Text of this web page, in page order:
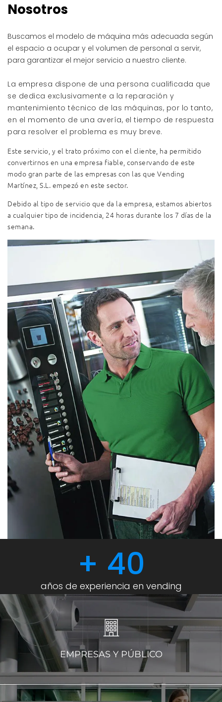
Nosotros
Buscamos el modelo de máquina más adecuada según
el espacio a ocupar y el volumen de personal a servir,
para garantizar el mejor servicio a nuestro cliente.
La empresa dispone de una persona cualificada que
se dedica exclusivamente a la reparación y
mantenimiento técnico de las máquinas, por lo tanto,
en el momento de una avería, el tiempo de respuesta
para resolver el problema es muy breve.
Este servicio, y el trato próximo con el cliente, ha permitido
convertirnos en una empresa fiable, conservando de este
modo gran parte de las empresas con las que Vending
Martínez, S.L. empezó en este sector.
Debido al tipo de servicio que da la empresa, estamos abiertos
a cualquier tipo de incidencia, 24 horas durante los 7 días de la
semana.
años de experiencia en vending
+ 40
EMPRESAS Y PÚBLICO